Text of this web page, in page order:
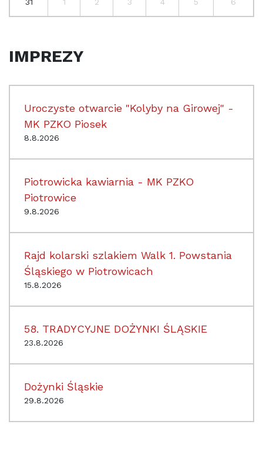
IMPREZY
Uroczyste otwarcie "Kolyby na Girowej" -
MK PZKO Piosek
8.8.2026
Piotrowicka kawiarnia - MK PZKO
Piotrowice
9.8.2026
Rajd kolarski szlakiem Walk 1. Powstania
Śląskiego w Piotrowicach
15.8.2026
58. TRADYCYJNE DOŻYNKI ŚLĄSKIE
23.8.2026
Dożynki Śląskie
29.8.2026